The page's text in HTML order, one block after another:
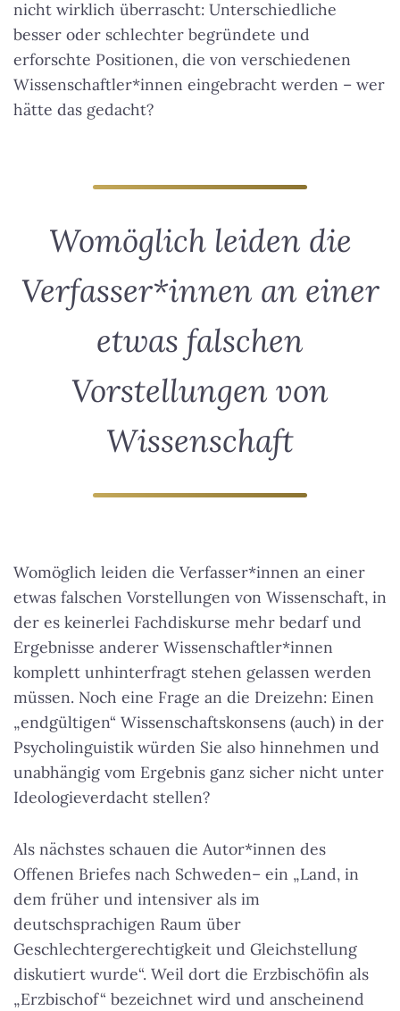
nicht wirklich überrascht: Unterschiedliche
besser oder schlechter begründete und
erforschte Positionen, die von verschiedenen
Wissenschaftler*innen eingebracht werden – wer
hätte das gedacht?
Womöglich leiden die
Verfasser*innen an einer
etwas falschen
Vorstellungen von
Wissenschaft
Womöglich leiden die Verfasser*innen an einer
etwas falschen Vorstellungen von Wissenschaft, in
der es keinerlei Fachdiskurse mehr bedarf und
Ergebnisse anderer Wissenschaftler*innen
komplett unhinterfragt stehen gelassen werden
müssen. Noch eine Frage an die Dreizehn: Einen
„endgültigen“ Wissenschaftskonsens (auch) in der
Psycholinguistik würden Sie also hinnehmen und
unabhängig vom Ergebnis ganz sicher nicht unter
Ideologieverdacht stellen?
Als nächstes schauen die Autor*innen des
Offenen Briefes nach Schweden– ein „Land, in
dem früher und intensiver als im
deutschsprachigen Raum über
Geschlechtergerechtigkeit und Gleichstellung
diskutiert wurde“. Weil dort die Erzbischöfin als
„Erzbischof“ bezeichnet wird und anscheinend